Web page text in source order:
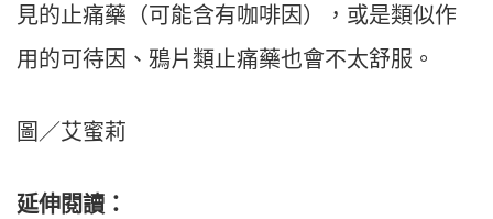
見的止痛藥（可能含有咖啡因），或是類似作
用的可待因、鴉片類止痛藥也會不太舒服。
圖／艾蜜莉
延伸閱讀：